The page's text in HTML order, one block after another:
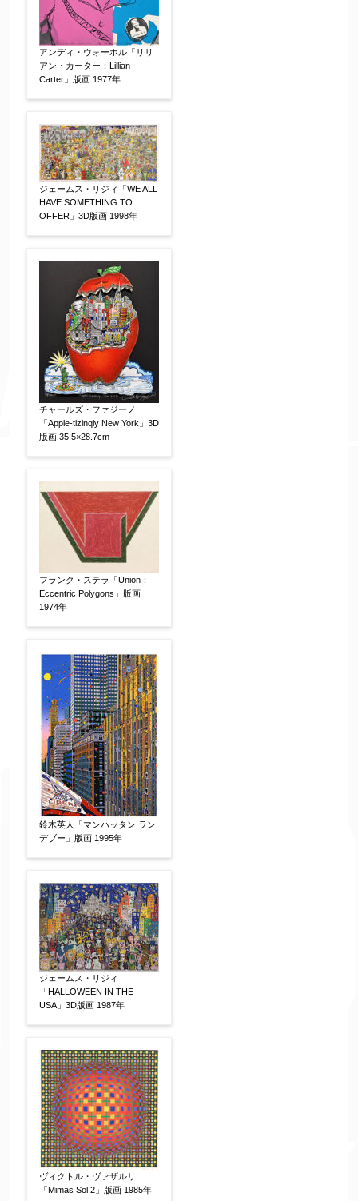
その他 【任意】
添付画像 【任意】
※添付画像は5MBまでのjpg、gif、pig、pdf形式
にてお送りください。
※追加や複数点ある場合はフォーム送信後に送ら
送り頂けます。
▼
お名前 【必須】
フリガナ 【任意】
メールアドレス 【必須】
※送信完了後こちらのメールアドレス宛に自動で
送信確認メールをお送りします。もし送信確認メ
ールが受信されない場合は、送信が完了していな
いか、アドレス間違え、迷惑メールフィルター等
により弊社からのお返事も受信できない場合がご
ざいますので、お電話(
合わせください。
電話番号 【必須】
※携帯電話などご連絡が取りやすいお電話番号を
お願い致します。
アンディ・ウォーホル「リリ
アン・カーター：Lillian
Carter」版画 1977年
ジェームス・リジィ「WE ALL
HAVE SOMETHING TO
OFFER」3D版画 1998年
チャールズ・ファジーノ
「Apple-tizinqly New York」3D
版画 35.5×28.7cm
フランク・ステラ「Union：
Eccentric Polygons」版画
1974年
鈴木英人「マンハッタン ラン
デブー」版画 1995年
ジェームス・リジィ
「HALLOWEEN IN THE
USA」3D版画 1987年
ヴィクトル・ヴァザルリ
「Mimas Sol 2」版画 1985年